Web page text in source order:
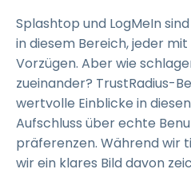
Splashtop und LogMeIn
in diesem Bereich, jeder
Vorzügen. Aber wie
zueinander? TrustRadius-
wertvolle Einblicke in
Aufschluss über echte
präferenzen. Während wir
wir ein klares Bild davon